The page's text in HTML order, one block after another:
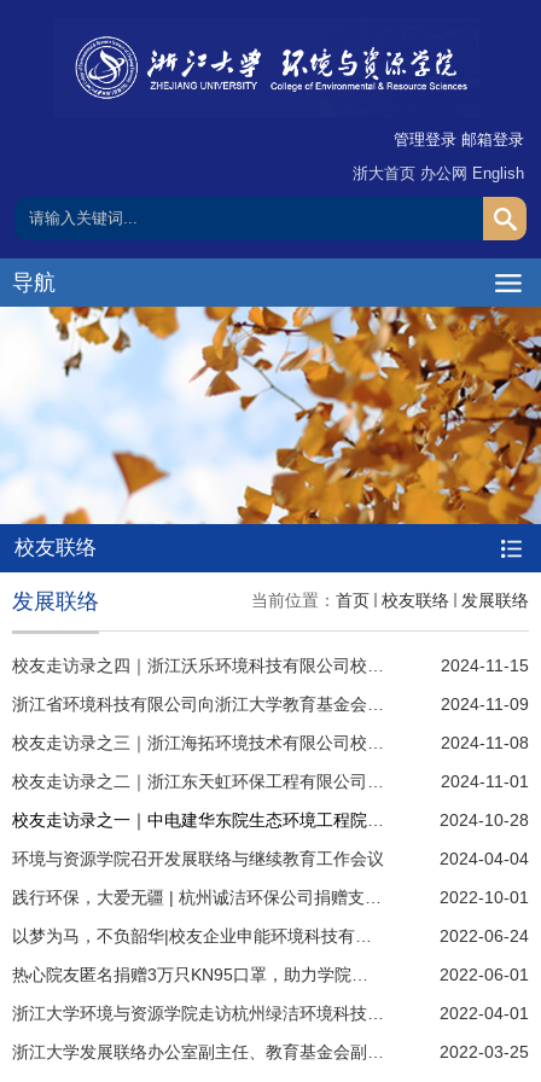
管理登录 邮箱登录
浙大首页 办公网 English
导航
校友联络
当前位置： 首页 校友联络 发展联络
发展联络
校友走访录之四｜浙江沃乐环境科技有限公司校友交流
2024-11-15
浙江省环境科技有限公司向浙江大学教育基金会捐赠仪式举行
2024-11-09
校友走访录之三｜浙江海拓环境技术有限公司校友交流
2024-11-08
校友走访录之二｜浙江东天虹环保工程有限公司校友交流
2024-11-01
校友走访录之一｜中电建华东院生态环境工程院校友交流开启新篇章
2024-10-28
环境与资源学院召开发展联络与继续教育工作会议
2024-04-04
践行环保，大爱无疆 | 杭州诚洁环保公司捐赠支持浙江大学学生绿之源协会
2022-10-01
以梦为马，不负韶华|校友企业申能环境科技有限公司为2022届毕业生们捐赠毕业纪念品
2022-06-24
热心院友匿名捐赠3万只KN95口罩，助力学院防疫工作
2022-06-01
浙江大学环境与资源学院走访杭州绿洁环境科技股份有限公司
2022-04-01
浙江大学发展联络办公室副主任、教育基金会副秘书长丁海忠一行访问环资学院
2022-03-25